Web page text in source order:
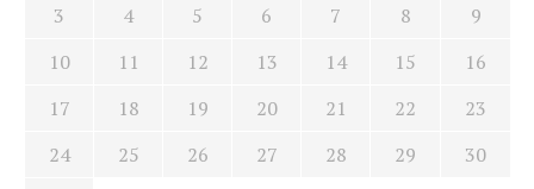
3
4 5 6 7 8
9
10
11 12 13 14 15
16
17
18 19 20 21 22
23
24
25 26 27 28 29
30